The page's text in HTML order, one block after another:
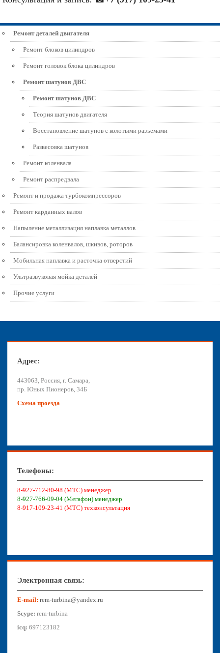
Ремонт деталей двигателя
Ремонт блоков цилиндров
Ремонт головок блока цилиндров
Ремонт шатунов ДВС
Ремонт шатунов ДВС
Теория шатунов двигателя
Восстановление шатунов с колотыми разъемами
Развесовка шатунов
Ремонт коленвала
Ремонт распредвала
Ремонт и продажа турбокомпрессоров
Ремонт карданных валов
Напыление металлизация наплавка металлов
Балансировка коленвалов, шкивов, роторов
Мобильная наплавка и расточка отверстий
Ультразвуковая мойка деталей
Прочие услуги
Адрес:
443063, Россия, г. Самара,
пр. Юных Пионеров, 34Б
Схема проезда
Телефоны:
8-927-712-80-98 (МТС) менеджер
8-927-766-09-04 (Мегафон) менеджер
8-917-109-23-41 (МТС) техконсультация
Электронная связь:
E-mail: rem-turbina@yandex.ru
Scype: rem-turbina
icq: 697123182